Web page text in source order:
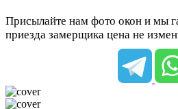
Присылайте нам фото окон и мы
приезда замерщика цена не